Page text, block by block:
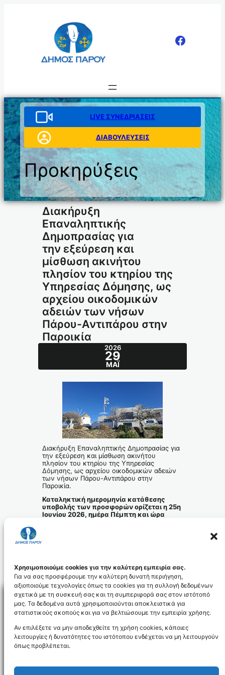
Χρησιμοποιούμε cookies για την καλύτερη εμπειρία σας.
Για να σας προσφέρουμε την καλύτερη δυνατή περιήγηση,
αξιοποιούμε τεχνολογίες όπως τα cookies για τη συλλογή δεδομένων
σχετικά με τη συσκευή σας και τη συμπεριφορά σας στον ιστότοπό
μας. Τα δεδομένα αυτά χρησιμοποιούνται αποκλειστικά για
στατιστικούς σκοπούς και για να βελτιώσουμε την εμπειρία χρήσης.
Αν επιλέξετε να μην αποδεχθείτε τη χρήση cookies, κάποιες
λειτουργίες ή δυνατότητες του ιστότοπου ενδέχεται να μη λειτουργούν
όπως προβλέπεται.
LIVE ΣΥΝΕΔΡΙΑΣΕΙΣ
ΔΙΑΒΟΥΛΕΥΣΕΙΣ
Προκηρύξεις
Διακήρυξη
Επαναληπτικής
Δημοπρασίας για
την εξεύρεση και
μίσθωση ακινήτου
πλησίον του κτηρίου της
Υπηρεσίας Δόμησης, ως
αρχείου οικοδομικών
αδειών των νήσων
Πάρου-Αντιπάρου στην
Παροικία
2026
29
ΜΆΙ
Διακήρυξη Επαναληπτικής Δημοπρασίας για
την εξεύρεση και μίσθωση ακινήτου
πλησίον του κτηρίου της Υπηρεσίας
Δόμησης, ως αρχείου οικοδομικών αδειών
των νήσων Πάρου-Αντιπάρου στην
Παροικία.
Καταληκτική ημερομηνία κατάθεσης
υποβολής των προσφορών ορίζεται η 25η
Ιουνίου 2026, ημέρα Πέμπτη και ώρα
Λήψη
NEWSLETTER